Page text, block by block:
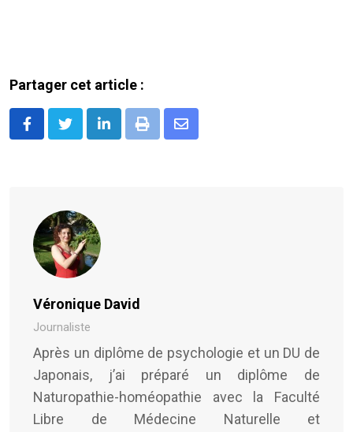
Partager cet article :
LinkedInPrint
Share
Véronique David
Journaliste
Après un diplôme de psychologie et un DU de
Japonais, j’ai préparé un diplôme de
Naturopathie-homéopathie avec la Faculté
Libre de Médecine Naturelle et